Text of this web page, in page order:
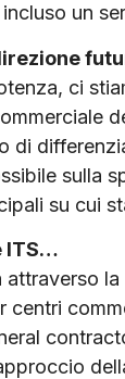
un
ci
di
sulla
su cui
ITS…